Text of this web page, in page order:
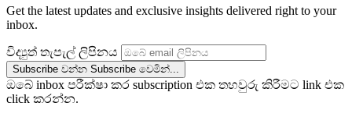
Get the latest updates and exclusive insights delivered right to your
inbox.
විද්‍යුත් තැපැල් ලිපිනය
Subscribe වන්න Subscribe වෙමින්...
ඔබේ inbox පරීක්ෂා කර subscription එක තහවුරු කිරීමට link එක
click කරන්න.